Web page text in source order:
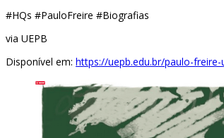
#HQs #PauloFreire #Biografias
via UEPB
Disponível em: https://uepb.edu.br/paulo-